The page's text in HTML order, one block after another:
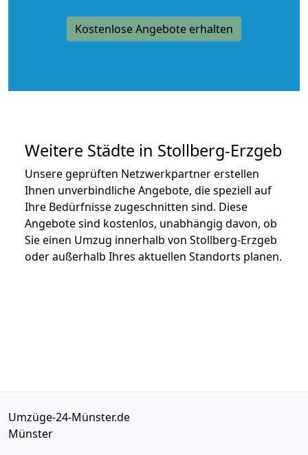
Kostenlose Angebote erhalten
Weitere Städte in Stollberg-Erzgeb
Unsere geprüften Netzwerkpartner erstellen
Ihnen unverbindliche Angebote, die speziell auf
Ihre Bedürfnisse zugeschnitten sind. Diese
Angebote sind kostenlos, unabhängig davon, ob
Sie einen Umzug innerhalb von Stollberg-Erzgeb
oder außerhalb Ihres aktuellen Standorts planen.
Umzüge-24-Münster.de
Münster